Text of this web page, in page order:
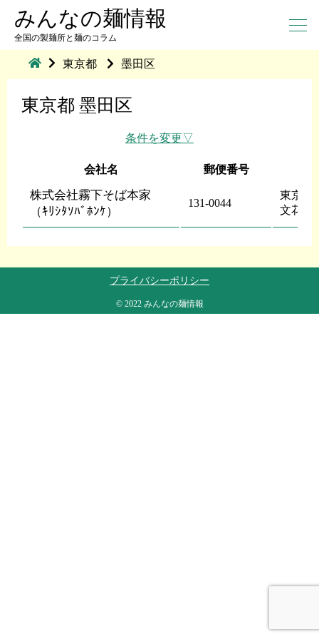
みんなの麺情報
全国の製麺所と麺のコラム
東京都 墨田区
東京都 墨田区
条件を変更
会社名 郵便番号
株式会社霧下そば本家
（ｷﾘｼﾀｿﾊﾞﾎﾝｹ）
131-0044
東京都
文花
プライバシーポリシー
© 2022 みんなの麺情報